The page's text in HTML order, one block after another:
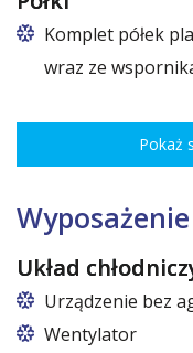
Komplet półek
wraz ze
wysokości co 7,5 cm
rodzaju towaru.
120 cm (50,5 cm x 51
140 cm (60,5 cm x 51
160 cm (70,5 cm x 51 cm)
Pokaż
Układ
Urządzenie bez
Wentylator